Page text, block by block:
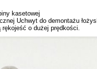
kasetowej
Uchwyt do demontażu
rękojeść o dużej prędkości.